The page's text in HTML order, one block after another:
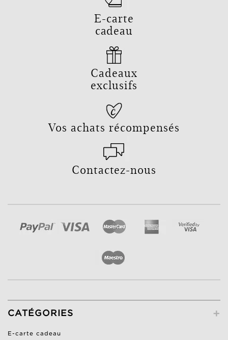
E-carte
cadeau
Cadeaux
exclusifs
Vos achats récompensés
Contactez-nous
+
CATÉGORIES
E-carte cadeau